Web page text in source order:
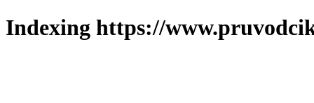
Indexing https://